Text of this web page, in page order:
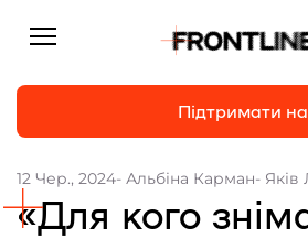
Репортажі
Підтримати
Підтримати
12 Чер., 2024- Альбіна Карман-
«Для кого